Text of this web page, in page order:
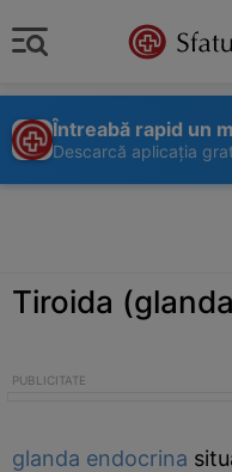
Întreabă rapid un
Descarcă aplicația
Tiroida
glanda endocrina